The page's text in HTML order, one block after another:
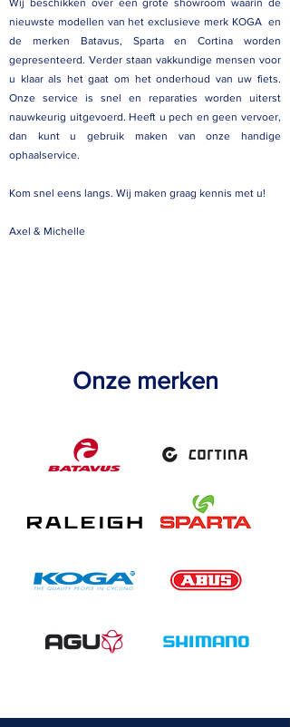
Wij beschikken over een grote showroom waarin de
nieuwste modellen van het exclusieve merk KOGA en
de merken Batavus, Sparta en Cortina worden
gepresenteerd. Verder staan vakkundige mensen voor
u klaar als het gaat om het onderhoud van uw fiets.
Onze service is snel en reparaties worden uiterst
nauwkeurig uitgevoerd. Heeft u pech en geen vervoer,
dan kunt u gebruik maken van onze handige
ophaalservice.
Kom snel eens langs. Wij maken graag kennis met u!
Axel & Michelle
Onze merken